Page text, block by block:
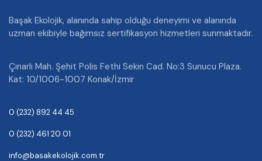
Başak Ekolojik, alanında sahip olduğu deneyimi ve alanında
uzman ekibiyle bağımsız sertifikasyon hizmetleri sunmaktadır.
Çınarlı Mah. Şehit Polis Fethi Sekin Cad. No:3 Sunucu Plaza.
Kat: 10/1006-1007 Konak/İzmir
0 (232) 892 44 45
0 (232) 461 20 01
info@basakekolojik.com.tr